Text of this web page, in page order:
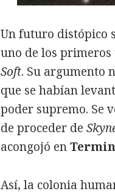
Un futuro distópico
uno de los
Soft. Su argumento
que se habían
poder supremo. Se
de proceder de
acongojó en
Así, la colonia